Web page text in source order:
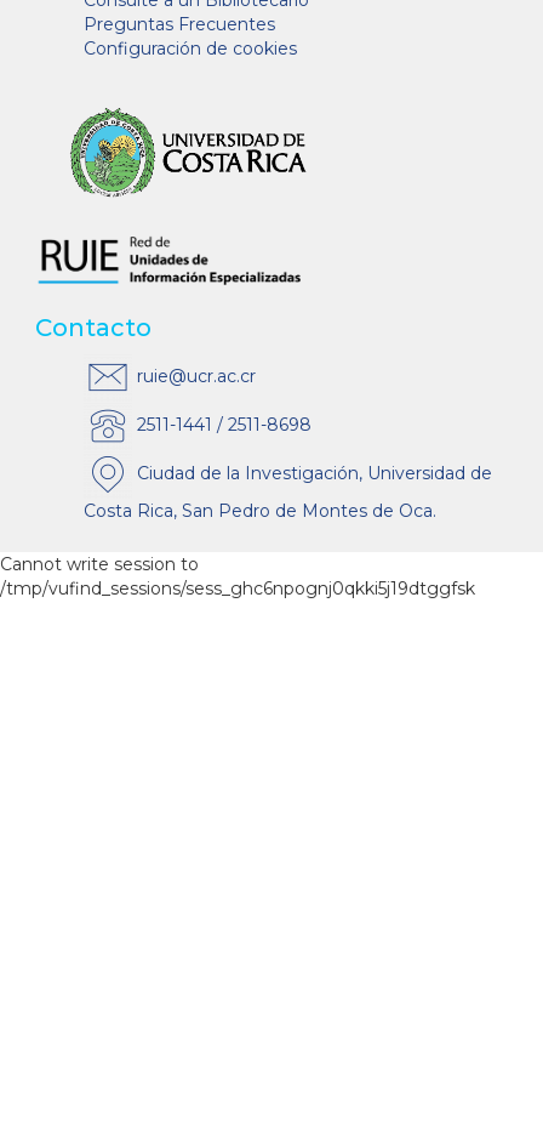
Preguntas Frecuentes
Configuración de cookies
Contacto
ruie@ucr.ac.cr
2511-1441 / 2511-8698
Ciudad de la Investigación, Universidad de
Costa Rica, San Pedro de Montes de Oca.
Cannot write session to
/tmp/vufind_sessions/sess_ghc6npognj0qkki5j19dtggfsk